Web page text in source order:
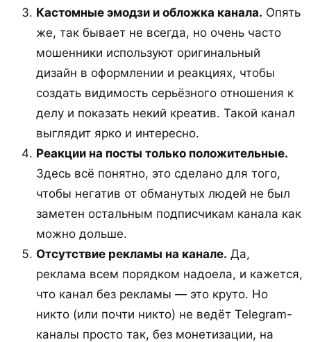
Кастомные эмодзи и обложка канала. Опять
же, так бывает не всегда, но очень часто
мошенники используют оригинальный
дизайн в оформлении и реакциях, чтобы
создать видимость серьёзного отношения к
делу и показать некий креатив. Такой канал
выглядит ярко и интересно.
Реакции на посты только положительные.
Здесь всё понятно, это сделано для того,
чтобы негатив от обманутых людей не был
заметен остальным подписчикам канала как
можно дольше.
Отсутствие рекламы на канале. Да,
реклама всем порядком надоела, и кажется,
что канал без рекламы — это круто. Но
никто (или почти никто) не ведёт Telegram-
каналы просто так, без монетизации, на